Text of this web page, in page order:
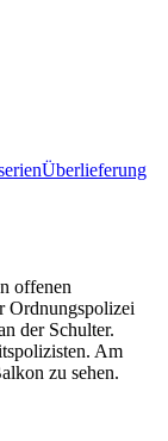
Überlieferung
offenen
Ordnungspolizei
der Schulter.
Am
zu sehen.